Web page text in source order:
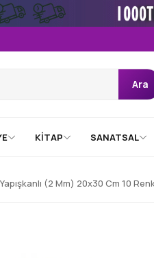
Ara
KİTAP SANATSAL
(2 Mm) 20x30 Cm 10 Renk